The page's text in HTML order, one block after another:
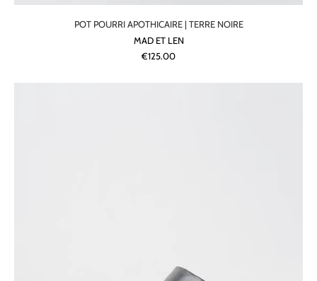
POT POURRI APOTHICAIRE | TERRE NOIRE
MAD ET LEN
€125.00